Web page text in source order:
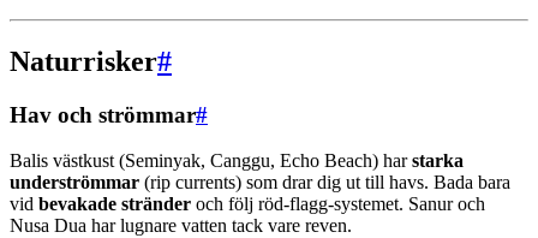
Naturrisker#
Hav och strömmar#
Balis västkust (Seminyak, Canggu, Echo Beach) harstarka
underströmmar (rip currents) som drar dig ut till havs. Bada bara
vid bevakade stränder och följ röd-flagg-systemet. Sanur och
Nusa Dua har lugnare vatten tack vare reven.